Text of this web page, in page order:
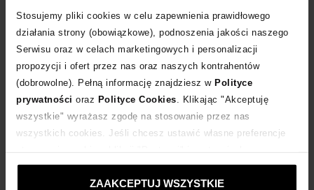
Stosujemy pliki cookies w celu zapewnienia prawidłowego
działania strony (obowiązkowe), podnoszenia jakości naszego
Serwisu oraz w celach marketingowych i personalizacji
propozycji i ofert przez nas oraz naszych kontrahentów
(dobrowolne). Pełną informację znajdziesz w Polityce
prywatności oraz Polityce Cookies . Klikając "Akceptuję
wszystkie" wyrażasz zgodę na stosowanie przez nas
wszystkich cookies. Jeśli chcesz ustawić własne preferencje
ustawienia prywatności.
ZAAKCEPTUJ WSZYSTKIE
Dostawa
14 dni na zwrot towaru
+122 punktów zyskujesz w Klubie Korzyści
Kup teraz, Zapłać później!
Produkt partnerskiMoliera2